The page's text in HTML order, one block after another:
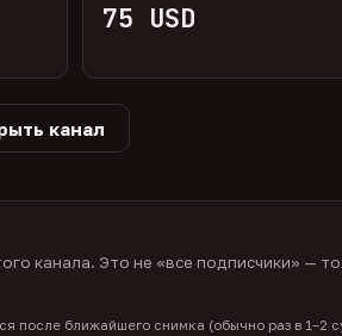
75 USD
канал
канала. Это не «все подписчики» —
после ближайшего снимка (обычно раз в 1–2